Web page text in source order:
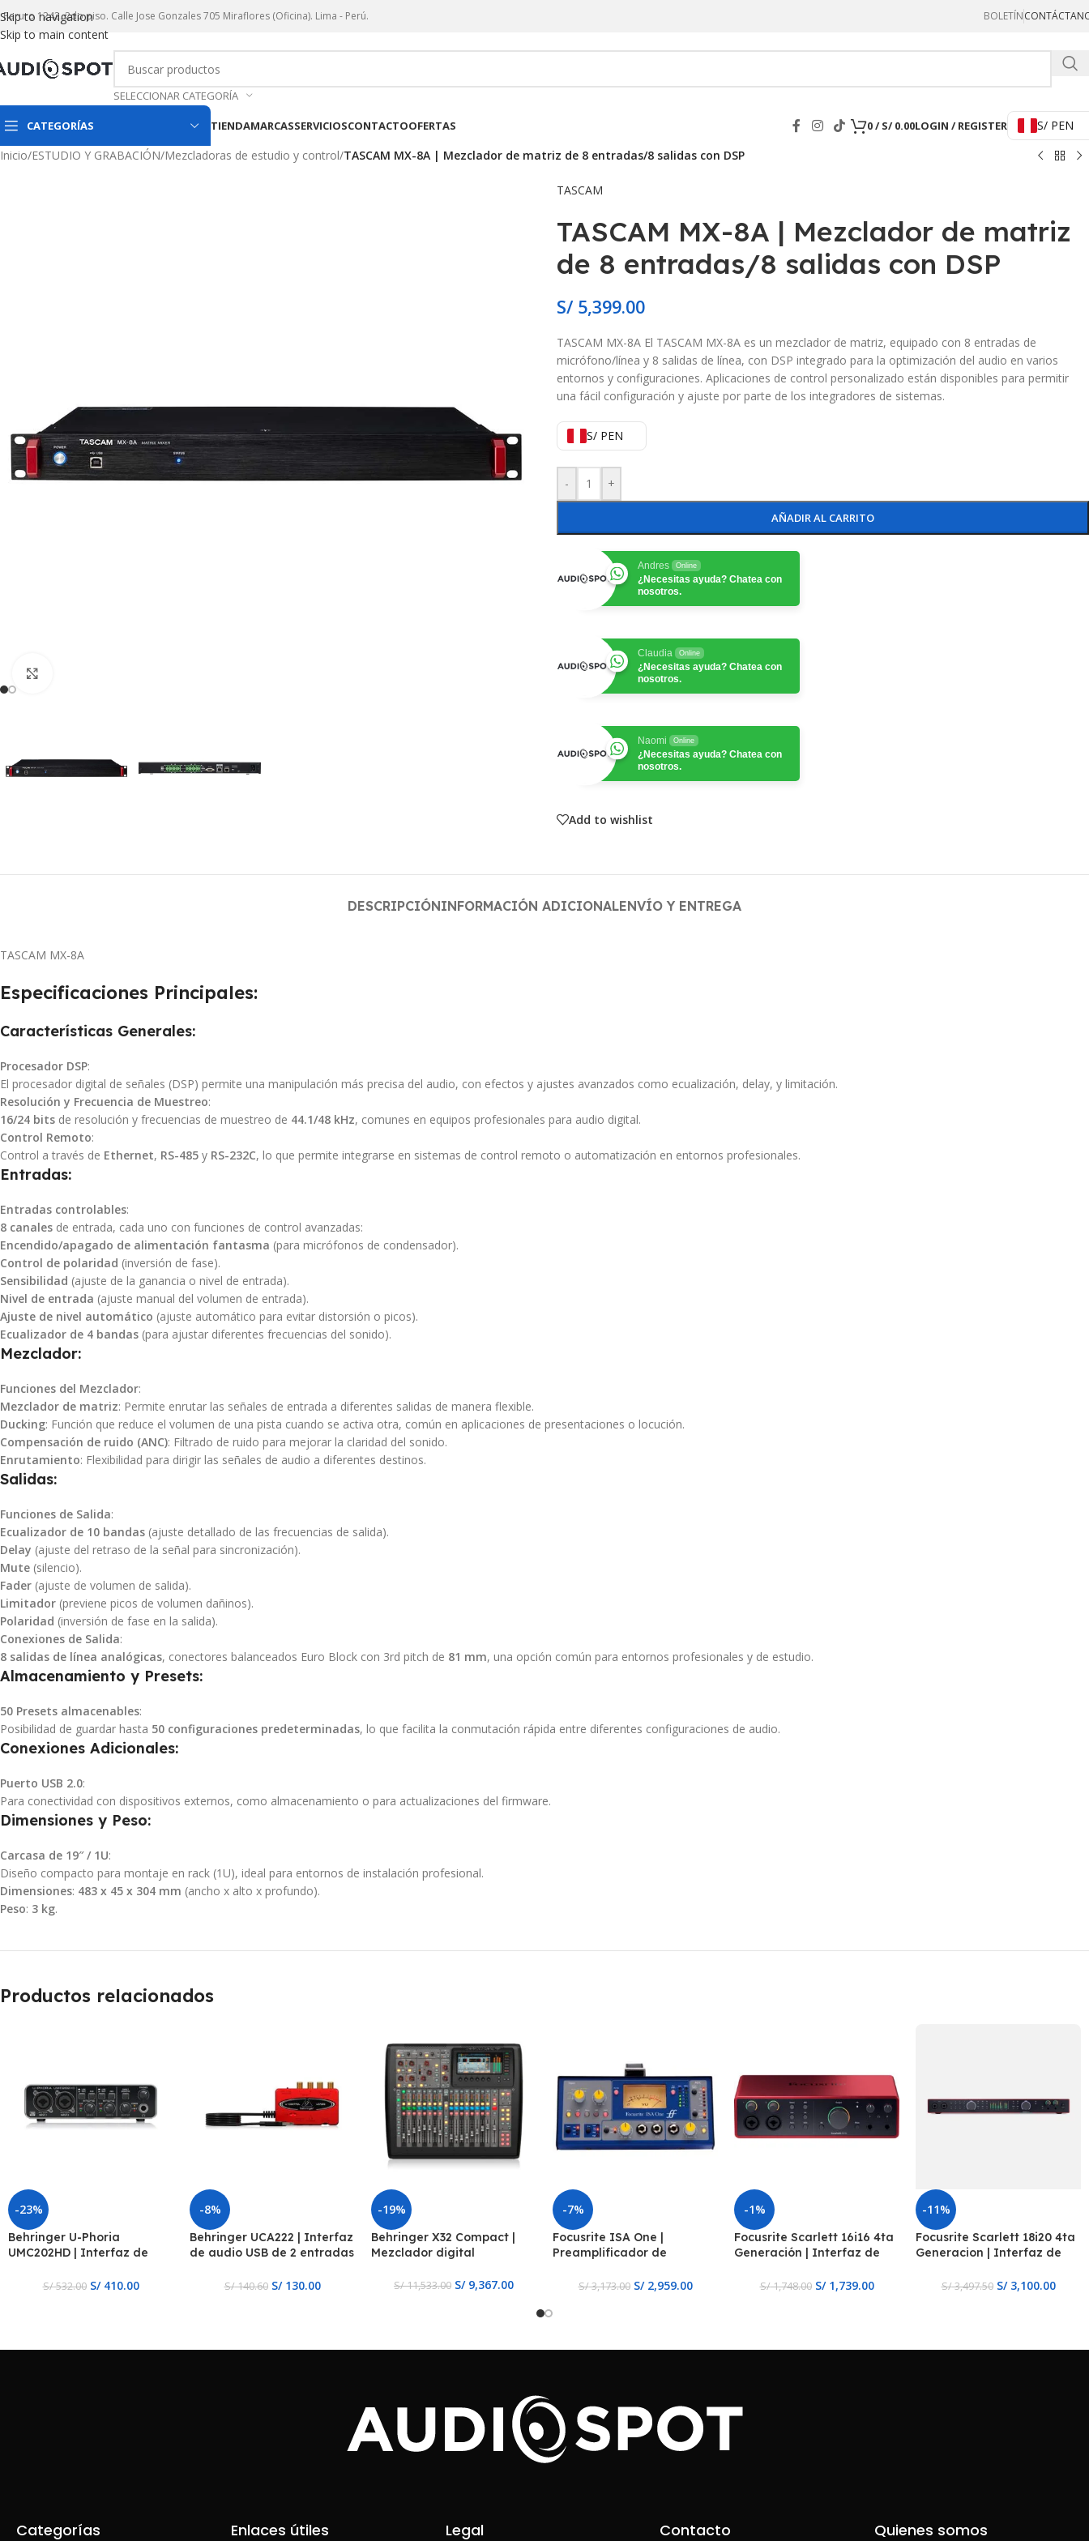
Skip to navigation
Skip to main content
Paruro 1242. 2do piso. Calle Jose Gonzales 705 Miraflores (Oficina). Lima - Perú. BOLETÍN
SELECCIONAR CATEGORÍA
CATEGORÍAS TIENDAMARCASSERVICIOSCONTACTOOFERTAS 0/ S/0.00LOGIN / REGISTER
S/ PEN
Inicio/ESTUDIO Y GRABACIÓN/Mezcladoras de estudio y control/TASCAM MX-8A | Mezclador de matriz de 8 entradas/8 salidas con DSP
TASCAM
TASCAM MX-8A | Mezclador de matriz
de 8 entradas/8 salidas con DSP
S/5,399.00
TASCAM MX-8A El TASCAM MX-8A es un mezclador de matriz, equipado con 8 entradas de
micrófono/línea y 8 salidas de línea, con DSP integrado para la optimización del audio en varios
entornos y configuraciones. Aplicaciones de control personalizado están disponibles para permitir
una fácil configuración y ajuste por parte de los integradores de sistemas.
S/ PEN
- +
AÑADIR AL CARRITO
Andres Online
¿Necesitas ayuda? Chatea con
nosotros.
Claudia Online
¿Necesitas ayuda? Chatea con
nosotros.
Naomi Online
¿Necesitas ayuda? Chatea con
nosotros.
Add to wishlist
DESCRIPCIÓNINFORMACIÓN ADICIONALENVÍO Y ENTREGA
TASCAM MX-8A
Especificaciones Principales:
Características Generales:
Procesador DSP:
El procesador digital de señales (DSP) permite una manipulación más precisa del audio, con efectos y ajustes avanzados como ecualización, delay, y limitación.
Resolución y Frecuencia de Muestreo:
16/24 bits de resolución y frecuencias de muestreo de 44.1/48 kHz, comunes en equipos profesionales para audio digital.
Control Remoto:
Control a través de Ethernet, RS-485 y RS-232C, lo que permite integrarse en sistemas de control remoto o automatización en entornos profesionales.
Entradas:
Entradas controlables:
8 canales de entrada, cada uno con funciones de control avanzadas:
Encendido/apagado de alimentación fantasma (para micrófonos de condensador).
Control de polaridad (inversión de fase).
Sensibilidad (ajuste de la ganancia o nivel de entrada).
Nivel de entrada (ajuste manual del volumen de entrada).
Ajuste de nivel automático (ajuste automático para evitar distorsión o picos).
Ecualizador de 4 bandas (para ajustar diferentes frecuencias del sonido).
Mezclador:
Funciones del Mezclador:
Mezclador de matriz: Permite enrutar las señales de entrada a diferentes salidas de manera flexible.
Ducking: Función que reduce el volumen de una pista cuando se activa otra, común en aplicaciones de presentaciones o locución.
Compensación de ruido (ANC): Filtrado de ruido para mejorar la claridad del sonido.
Enrutamiento: Flexibilidad para dirigir las señales de audio a diferentes destinos.
Salidas:
Funciones de Salida:
Ecualizador de 10 bandas (ajuste detallado de las frecuencias de salida).
Delay (ajuste del retraso de la señal para sincronización).
Mute (silencio).
Fader (ajuste de volumen de salida).
Limitador (previene picos de volumen dañinos).
Polaridad (inversión de fase en la salida).
Conexiones de Salida:
8 salidas de línea analógicas, conectores balanceados Euro Block con 3rd pitch de 81 mm, una opción común para entornos profesionales y de estudio.
Almacenamiento y Presets:
50 Presets almacenables:
Posibilidad de guardar hasta 50 configuraciones predeterminadas, lo que facilita la conmutación rápida entre diferentes configuraciones de audio.
Conexiones Adicionales:
Puerto USB 2.0:
Para conectividad con dispositivos externos, como almacenamiento o para actualizaciones del firmware.
Dimensiones y Peso:
Carcasa de 19″ / 1U:
Diseño compacto para montaje en rack (1U), ideal para entornos de instalación profesional.
Dimensiones: 483 x 45 x 304 mm (ancho x alto x profundo).
Peso: 3 kg.
Productos relacionados
-23%
Behringer U-Phoria
UMC202HD | Interfaz de
S/532.00 S/410.00
-8%
Behringer UCA222 | Interfaz
de audio USB de 2 entradas
ultrabaja con salida digital
S/140.60 S/130.00
-19%
Behringer X32 Compact |
Mezclador digital
S/11,533.00 S/9,367.00
-7%
Focusrite ISA One |
Preamplificador de
S/3,173.00 S/2,959.00
-1%
Focusrite Scarlett 16i16 4ta
Generación | Interfaz de
S/1,748.00 S/1,739.00
-11%
Focusrite Scarlett 18i20 4ta
Generacion | Interfaz de
20 salidas
S/3,497.50 S/3,100.00
Categorías Enlaces útiles Legal Contacto Quienes somos